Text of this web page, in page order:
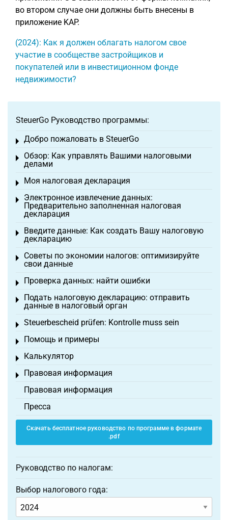
во втором случае они должны быть внесены в
приложение KAP.
(2024): Как я должен облагать налогом свое
участие в сообществе застройщиков и
покупателей или в инвестиционном фонде
недвижимости?
SteuerGo Руководство программы:
Добро пожаловать в SteuerGo
Toggle menu
Обзор: Как управлять Вашими налоговыми
делами
Toggle menu
Моя налоговая декларация
Toggle menu
Электронное извлечение данных:
Предварительно заполненная налоговая
декларация
Toggle menu
Введите данные: Как создать Вашу налоговую
декларацию
Toggle menu
Советы по экономии налогов: оптимизируйте
свои данные
Toggle menu
Проверка данных: найти ошибки
Toggle menu
Подать налоговую декларацию: отправить
данные в налоговый орган
Toggle menu
Steuerbescheid prüfen: Kontrolle muss sein
Toggle menu
Помощь и примеры
Toggle menu
Калькулятор
Toggle menu
Правовая информация
Toggle menu
Правовая информация
Пресса
Скачать бесплатное руководство по программе в формате
.pdf
Руководство по налогам:
Выбор налогового года: